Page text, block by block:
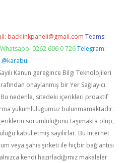
backlinkpaneli@gmail.com Teams:
Whatsapp: 0262 606 0 726 Telegram:
@karabul
Kanun gereğince Bilgi Teknolojileri
onaylanmış bir Yer Sağlayıcı
nedenle, sitedeki içerikleri proaktif
yükümlülüğümüz bulunmamaktadır.
sorumluluğunu taşımakta olup,
kabul etmiş sayılırlar. Bu internet
veya şahıs şirketi ile hiçbir bağlantısı
kendi hazırladığımız makaleler